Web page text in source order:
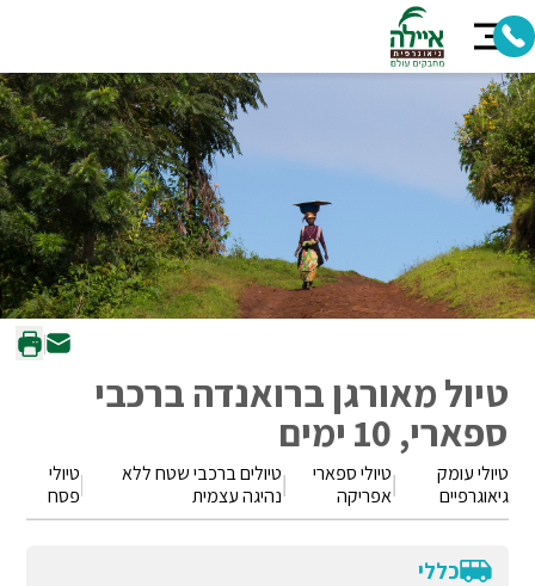
טיול מאורגן ברואנדה ברכבי
ספארי, 10 ימים
טיולי עומק
גיאוגרפיים
טיולי ספארי
אפריקה
טיולים ברכבי שטח ללא
נהיגה עצמית
טיולי
פסח
כללי